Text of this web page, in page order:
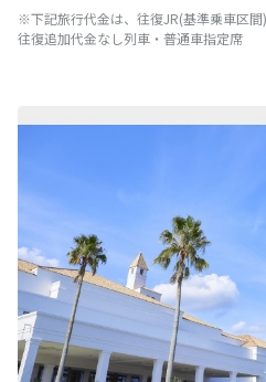
※下記旅行代金は、往復JR(基準乗車区間)
往復追加代金なし列車・普通車指定席